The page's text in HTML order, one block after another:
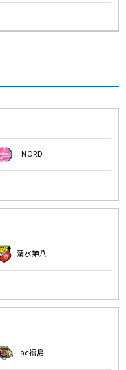
NORD
清水第八
ac福島